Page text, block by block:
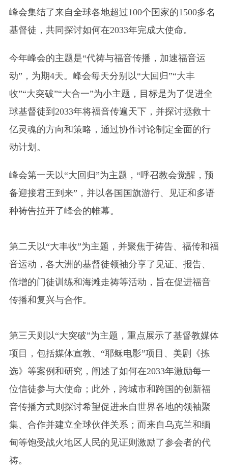
峰会集结了来自全球各地超过100个国家的1500多名
基督徒，共同探讨如何在2033年完成大使命。
今年峰会的主题是“代祷与福音传播，加速福音运
动”，为期4天。峰会每天分别以“大回归”“大丰
收”“大突破”“大合一”为小主题，目标是为了促进全
球基督徒到2033年将福音传遍天下，并探讨拯救十
亿灵魂的方向和策略，通过协作讨论制定全面的行
动计划。
峰会第一天以“大回归”为主题，“呼召教会觉醒，预
备迎接君王到来”，并以各国国旗游行、见证和多语
种祷告拉开了峰会的帷幕。
第二天以“大丰收”为主题，并聚焦于祷告、福传和福
音运动，各大洲的基督徒领袖分享了见证、报告、
倍增的门徒训练和海滩走祷等活动，旨在促进福音
传播和复兴与合作。
第三天则以“大突破”为主题，重点展示了基督教媒体
项目，包括媒体宣教、“耶稣电影”项目、美剧《拣
选》等案例和研究，阐述了如何在2033年激励每一
位信徒参与大使命；此外，跨城市和跨国的创新福
音传播方式则探讨希望促进来自世界各地的领袖聚
集、合作并建立全球伙伴关系；而来自乌克兰和缅
甸等饱受战火地区人民的见证则激励了参会者的代
祷。